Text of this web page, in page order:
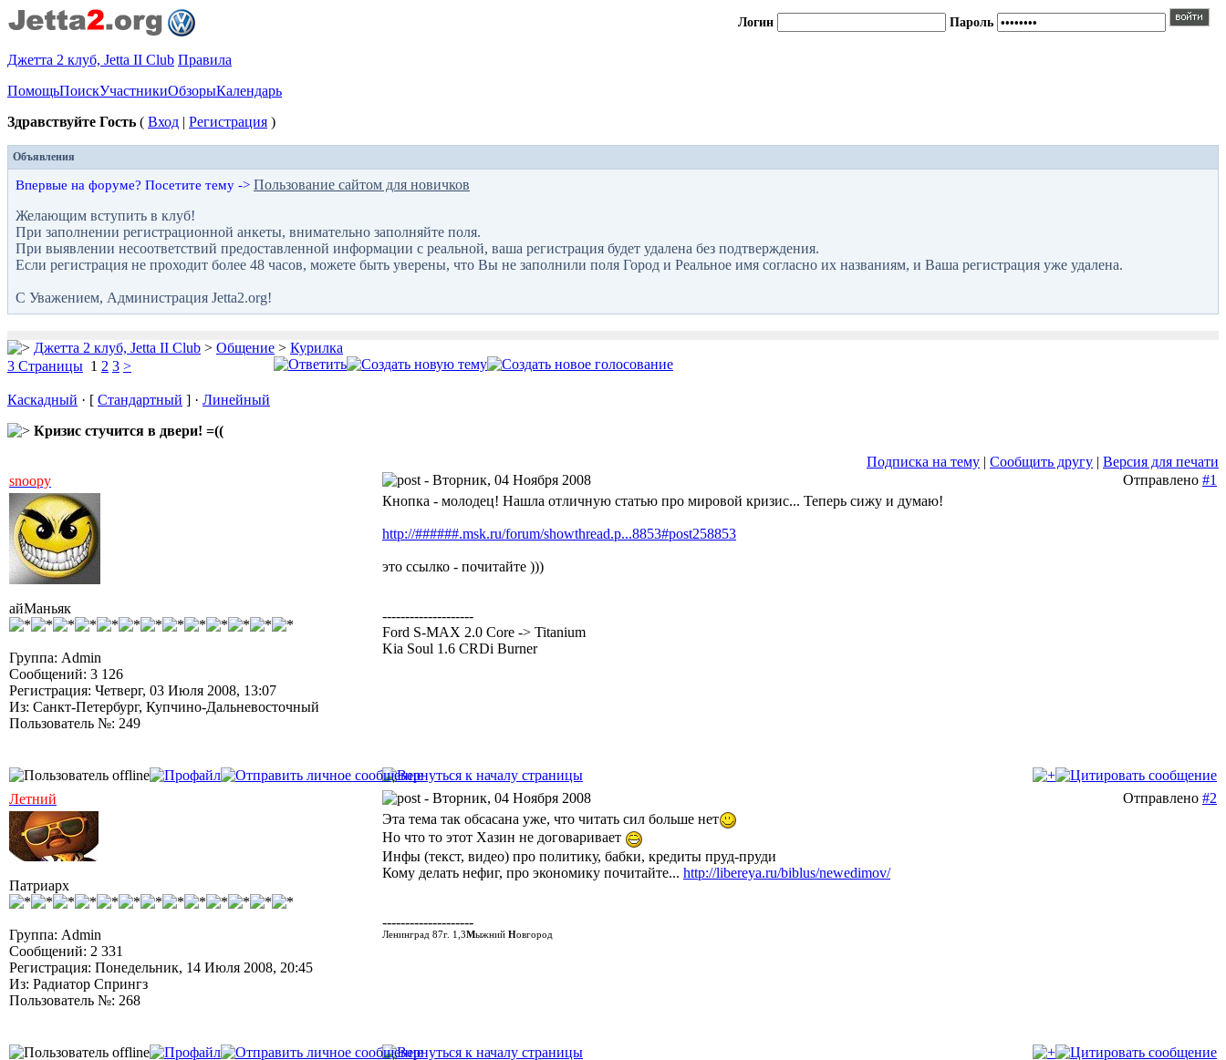
Логин Пароль
Джетта 2 клуб, Jetta II Club Правила
ПомощьПоискУчастникиОбзорыКалендарь
Здравствуйте Гость ( Вход | Регистрация )
Объявления
Впервые на форуме? Посетите тему -> Пользование сайтом для новичков
Желающим вступить в клуб!
При заполнении регистрационной анкеты, внимательно заполняйте поля.
При выявлении несоответствий предоставленной информации с реальной, ваша регистрация будет удалена без подтверждения.
Если регистрация не проходит более 48 часов, можете быть уверены, что Вы не заполнили поля Город и Реальное имя согласно их названиям, и Ваша регистрация уже удалена.
С Уважением, Администрация Jetta2.org!
Джетта 2 клуб, Jetta II Club > Общение > Курилка
3 Страницы 1 2 3 >
Каскадный · [ Стандартный ] · Линейный
Кризис стучится в двери! =((
Подписка на тему | Сообщить другу | Версия для печати
snoopy
- Вторник, 04 Ноября 2008 Отправлено #1
айМаньяк
Группа: Admin
Сообщений: 3 126
Регистрация: Четверг, 03 Июля 2008, 13:07
Из: Санкт-Петербург, Купчино-Дальневосточный
Пользователь №: 249
Кнопка - молодец! Нашла отличную статью про мировой кризис... Теперь сижу и думаю!
http://######.msk.ru/forum/showthread.p...8853#post258853
это ссылко - почитайте )))
--------------------
Ford S-MAX 2.0 Core -> Titanium
Kia Soul 1.6 CRDi Burner
Летний - Вторник, 04 Ноября 2008 Отправлено #2
Патриарх
Группа: Admin
Сообщений: 2 331
Регистрация: Понедельник, 14 Июля 2008, 20:45
Из: Радиатор Спрингз
Пользователь №: 268
Эта тема так обсасана уже, что читать сил больше нет
Но что то этот Хазин не договаривает
Инфы (текст, видео) про политику, бабки, кредиты пруд-пруди
Кому делать нефиг, про экономику почитайте... http://libereya.ru/biblus/newedimov/
--------------------
Ленинград 87г. 1,3Мыжний Новгород